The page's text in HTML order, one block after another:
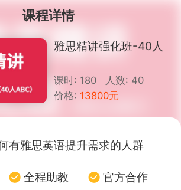
课程详情
雅思精讲强化班-40人
课时: 180 人数: 40
价格: 13800元
有雅思英语提升需求的人群
全程助教 官方合作